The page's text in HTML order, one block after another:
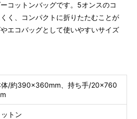
コットンバッグです。5オンスのコ
く、コンパクトに折りたたむことが
エコバッグとして使いやすいサイズ
体/約390×360mm、持ち手/20×760
ットン